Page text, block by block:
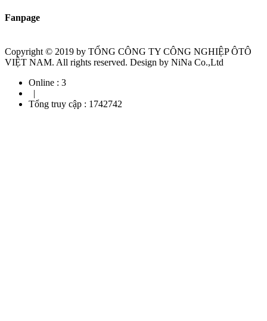
Fanpage
Copyright © 2019 by TỔNG CÔNG TY CÔNG NGHIỆP ÔTÔ
VIỆT NAM. All rights reserved. Design by NiNa Co.,Ltd
Online : 3
|
Tổng truy cập : 1742742